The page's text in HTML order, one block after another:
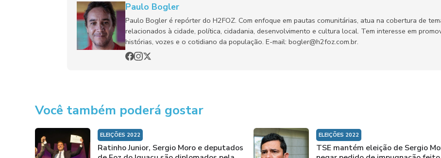
Paulo Bogler
Paulo Bogler é repórter do H2FOZ. Com enfoque em pautas comunitárias, atua na cobertura de
relacionados à cidade, política, cidadania, desenvolvimento e cultura local. Tem interesse em
histórias, vozes e o cotidiano da população. E-mail: bogler@h2foz.com.br.
Você também poderá gostar
ELEIÇÕES 2022
Ratinho Junior, Sergio Moro e deputados
ELEIÇÕES 2022
TSE mantém eleição de Sergio